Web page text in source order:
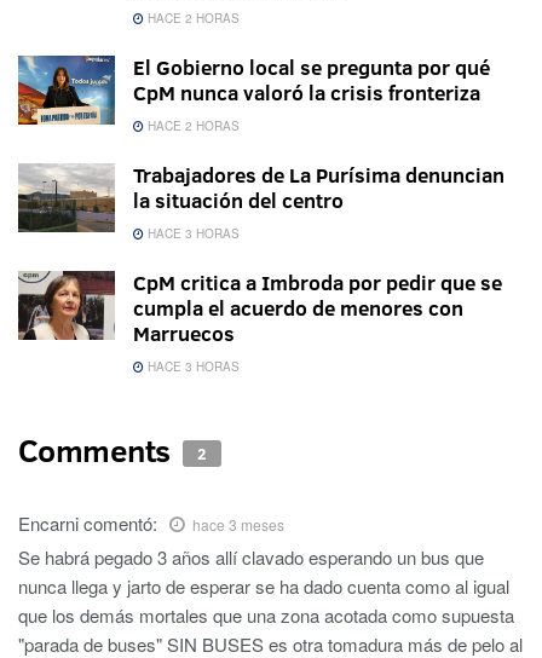
HACE 2 HORAS
El Gobierno local se pregunta por qué
CpM nunca valoró la crisis fronteriza
HACE 2 HORAS
Trabajadores de La Purísima denuncian
la situación del centro
HACE 3 HORAS
CpM critica a Imbroda por pedir que se
cumpla el acuerdo de menores con
Marruecos
HACE 3 HORAS
Comments 2
Encarnicomentó: hace 3 meses
Se habrá pegado 3 años allí clavado esperando un bus que
nunca llega y jarto de esperar se ha dado cuenta como al igual
que los demás mortales que una zona acotada como supuesta
"parada de buses" SIN BUSES es otra tomadura más de pelo al